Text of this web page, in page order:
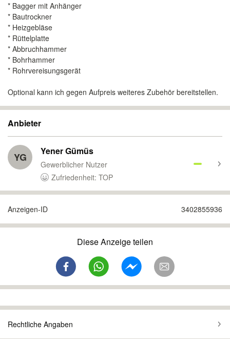
* Bagger mit Anhänger
* Bautrockner
* Heizgebläse
* Rüttelplatte
* Abbruchhammer
* Bohrhammer
* Rohrvereisungsgerät
Optional kann ich gegen Aufpreis weiteres Zubehör bereitstellen.
Anbieter
YG Yener Gümüs
Gewerblicher Nutzer
Zufriedenheit: TOP
Anzeigen-ID 3402855936
Diese Anzeige teilen
Rechtliche Angaben